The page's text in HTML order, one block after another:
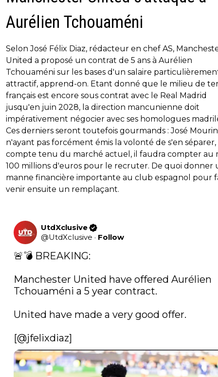
Aurélien Tchouaméni
Selon José Félix Diaz, rédacteur en chef AS,
United a proposé un contrat de 5 ans à Aurélien
Tchouaméni sur les bases d'un salaire
attractif, apprend-on. Etant donné que le milieu de
français est encore sous contrat avec le Real Madrid
jusqu'en juin 2028, la direction mancunienne doit
impérativement négocier avec ses homologues
Ces derniers seront toutefois gourmands : José
n'ayant pas forcément émis la volonté de s'en
compte tenu du marché actuel, il faudra compter au
100 millions d'euros pour le recruter. De quoi donner
manne financière importante au club espagnol pour
venir ensuite un remplaçant.
UtdXclusive
@UtdXclusive · Follow
🚨💣 BREAKING:
Manchester United have offered Aurélien
Tchouaméni a 5 year contract.
United have made a very good offer.
[@jfelixdiaz]